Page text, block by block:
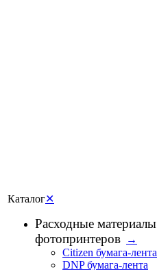
Каталог✕
Расходные материалы
фотопринтеров
→
Citizen бумага-лента
DNP бумага-лента